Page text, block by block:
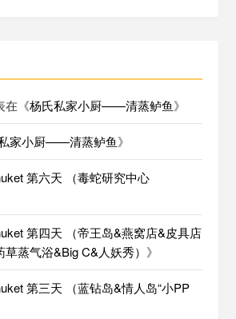
在《杨氏私家小厨——清蒸鲈鱼》
家小厨——清蒸鲈鱼》
第六天 （毒蛇研究中心
第四天 （帝王岛&燕窝店&皮具店
蒸气浴&Big C&人妖秀） 》
第三天 （蓝钻岛&情人岛“小PP